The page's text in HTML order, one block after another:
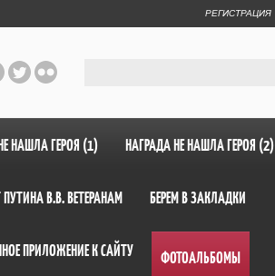
РЕГИСТРАЦИЯ
НАШЛА ГЕРОЯ (1) НАГРАДА НЕ НАШЛА ГЕРОЯ (2)
В.В. ВЕТЕРАНАМ БЕРЕМ В ЗАКЛАДКИ
ПРИЛОЖЕНИЕ К САЙТУ ФОТОАЛЬБОМЫ